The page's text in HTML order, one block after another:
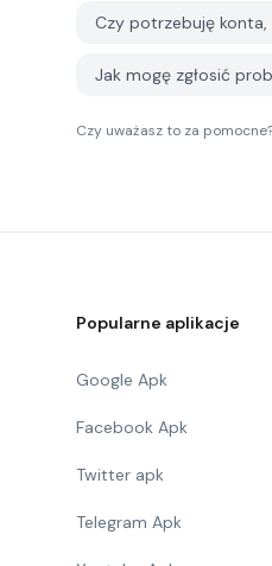
Czy potrzebuję konta,
Jak mogę zgłosić
Czy uważasz to za
Popularne aplikacje
Google Apk
Facebook Apk
Twitter apk
Telegram Apk